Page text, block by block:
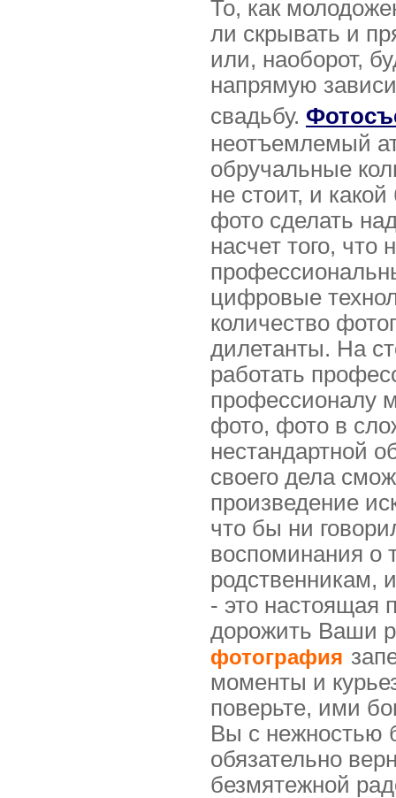
То, как
ли скрывать и
или, наоборот,
напрямую
свадьбу.
неотъемлемый
обручальные
не стоит, и
фото сделать
насчет того,
цифровые
количество
дилетанты. На
работать
профессионалу
фото, фото в
нестандартной
своего дела
произведение
что бы ни
воспоминания о
родственникам,
- это настоящая
дорожить Ваши
фотография
моменты и
поверьте, ими
Вы с нежностью
обязательно
безмятежной